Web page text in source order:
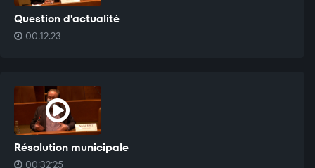
Question d'actualité
00:12:23
Résolution municipale
00:32:25